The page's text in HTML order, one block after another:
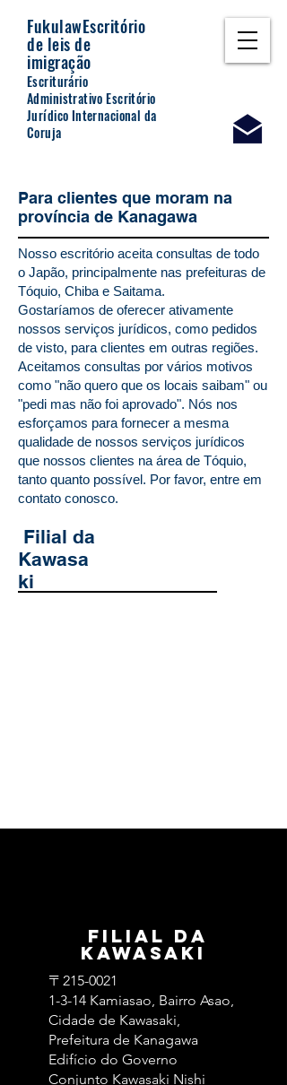
FukulawEscritório
de leis de
imigração
Escriturário
Administrativo Escritório
Jurídico Internacional da
Coruja
Para clientes que moram na
província de Kanagawa
Nosso escritório aceita consultas de todo
o Japão, principalmente nas prefeituras de
Tóquio, Chiba e Saitama.
Gostaríamos de oferecer ativamente
nossos serviços jurídicos, como pedidos
de visto, para clientes em outras regiões.
Aceitamos consultas por vários motivos
como "não quero que os locais saibam" ou
"pedi mas não foi aprovado". Nós nos
esforçamos para fornecer a mesma
qualidade de nossos serviços jurídicos
que nossos clientes na área de Tóquio,
tanto quanto possível. Por favor, entre em
contato conosco.
​ Filial da
Kawasa
ki
​ Filial da
Kawasaki
〒215-0021
1-3-14 Kamiasao, Bairro Asao,
Cidade de Kawasaki,
Prefeitura de Kanagawa
Edifício do Governo
Conjunto Kawasaki Nishi